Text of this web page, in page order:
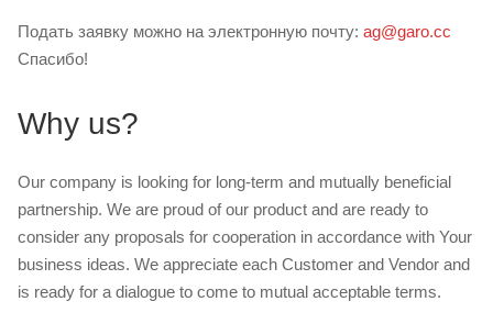
Подать заявку можно на электронную почту: ag@garo.cc
Спасибо!
Why us?
Our company is looking for long-term and mutually beneficial
partnership. We are proud of our product and are ready to
consider any proposals for cooperation in accordance with Your
business ideas. We appreciate each Customer and Vendor and
is ready for a dialogue to come to mutual acceptable terms.